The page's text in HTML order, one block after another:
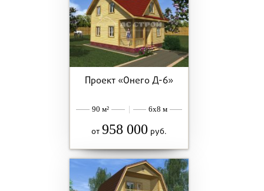
Проект «Онего Д-6»
90 м² 6x8 м
от958 000 руб.